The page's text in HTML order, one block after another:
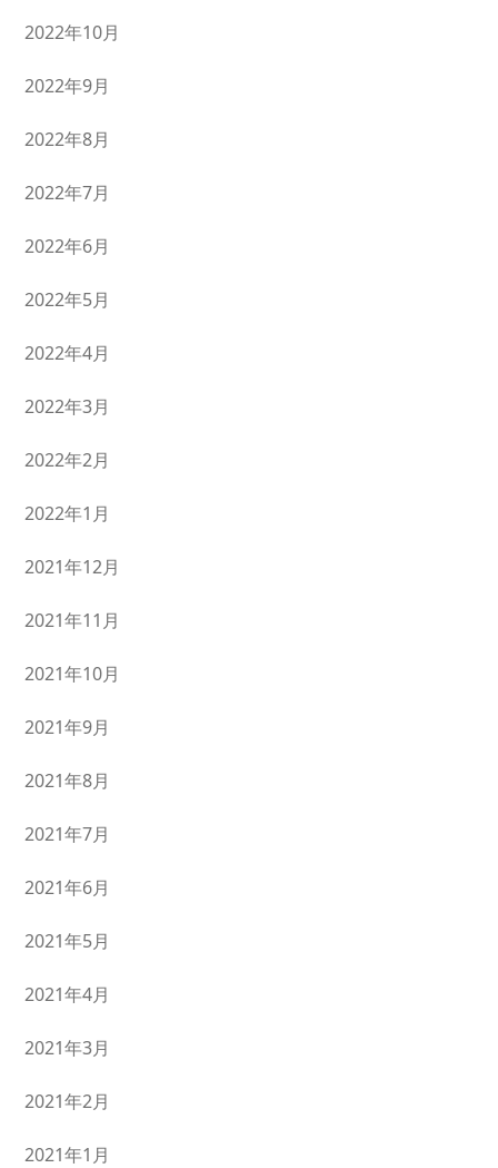
2022年10月
2022年9月
2022年8月
2022年7月
2022年6月
2022年5月
2022年4月
2022年3月
2022年2月
2022年1月
2021年12月
2021年11月
2021年10月
2021年9月
2021年8月
2021年7月
2021年6月
2021年5月
2021年4月
2021年3月
2021年2月
2021年1月